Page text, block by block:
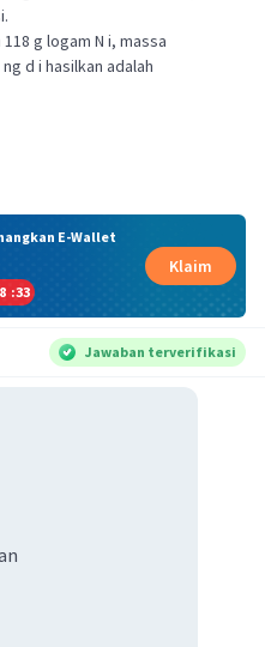
g logam N i, massa
d i hasilkan adalah
E-Wallet
:32
Klaim
Jawaban terverifikasi